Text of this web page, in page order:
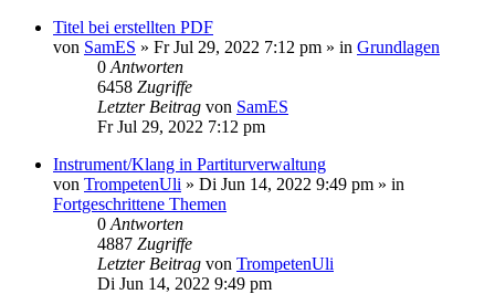
Titel bei erstellten PDF
von SamES » Fr Jul 29, 2022 7:12 pm » in Grundlagen
0 Antworten
6458 Zugriffe
Letzter Beitrag von SamES
Fr Jul 29, 2022 7:12 pm
Instrument/Klang in Partiturverwaltung
von TrompetenUli » Di Jun 14, 2022 9:49 pm » in
Fortgeschrittene Themen
0 Antworten
4887 Zugriffe
Letzter Beitrag von TrompetenUli
Di Jun 14, 2022 9:49 pm